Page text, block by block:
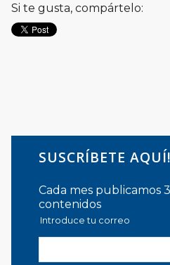
Si te gusta, compártelo:
SUSCRÍBETE AQUÍ!
Cada mes publicamos
contenidos
Introduce tu correo